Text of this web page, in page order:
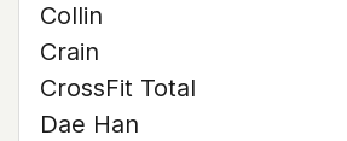
Collin
Crain
CrossFit Total
Dae Han